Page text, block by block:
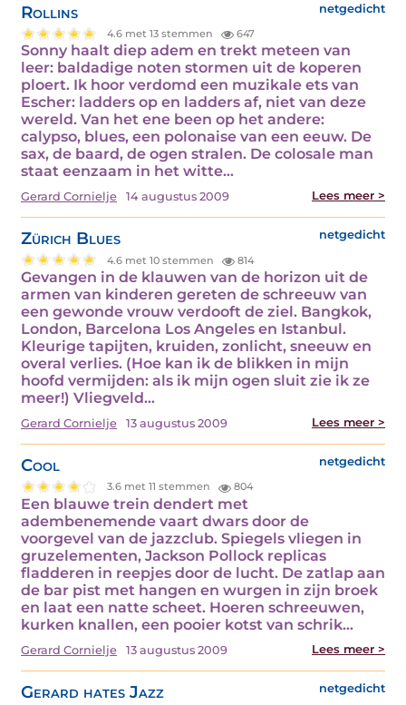
Rollins netgedicht
4.6 met 13 stemmen 647
Sonny haalt diep adem en trekt meteen van
leer: baldadige noten stormen uit de koperen
ploert. Ik hoor verdomd een muzikale ets van
Escher: ladders op en ladders af, niet van deze
wereld. Van het ene been op het andere:
calypso, blues, een polonaise van een eeuw. De
sax, de baard, de ogen stralen. De colosale man
staat eenzaam in het witte…
Gerard Cornielje 14 augustus 2009 Lees meer >
Zürich Blues netgedicht
4.6 met 10 stemmen 814
Gevangen in de klauwen van de horizon uit de
armen van kinderen gereten de schreeuw van
een gewonde vrouw verdooft de ziel. Bangkok,
London, Barcelona Los Angeles en Istanbul.
Kleurige tapijten, kruiden, zonlicht, sneeuw en
overal verlies. (Hoe kan ik de blikken in mijn
hoofd vermijden: als ik mijn ogen sluit zie ik ze
meer!) Vliegveld…
Gerard Cornielje 13 augustus 2009 Lees meer >
Cool netgedicht
3.6 met 11 stemmen 804
Een blauwe trein dendert met
adembenemende vaart dwars door de
voorgevel van de jazzclub. Spiegels vliegen in
gruzelementen, Jackson Pollock replicas
fladderen in reepjes door de lucht. De zatlap aan
de bar pist met hangen en wurgen in zijn broek
en laat een natte scheet. Hoeren schreeuwen,
kurken knallen, een pooier kotst van schrik…
Gerard Cornielje 13 augustus 2009 Lees meer >
Gerard hates Jazz netgedicht